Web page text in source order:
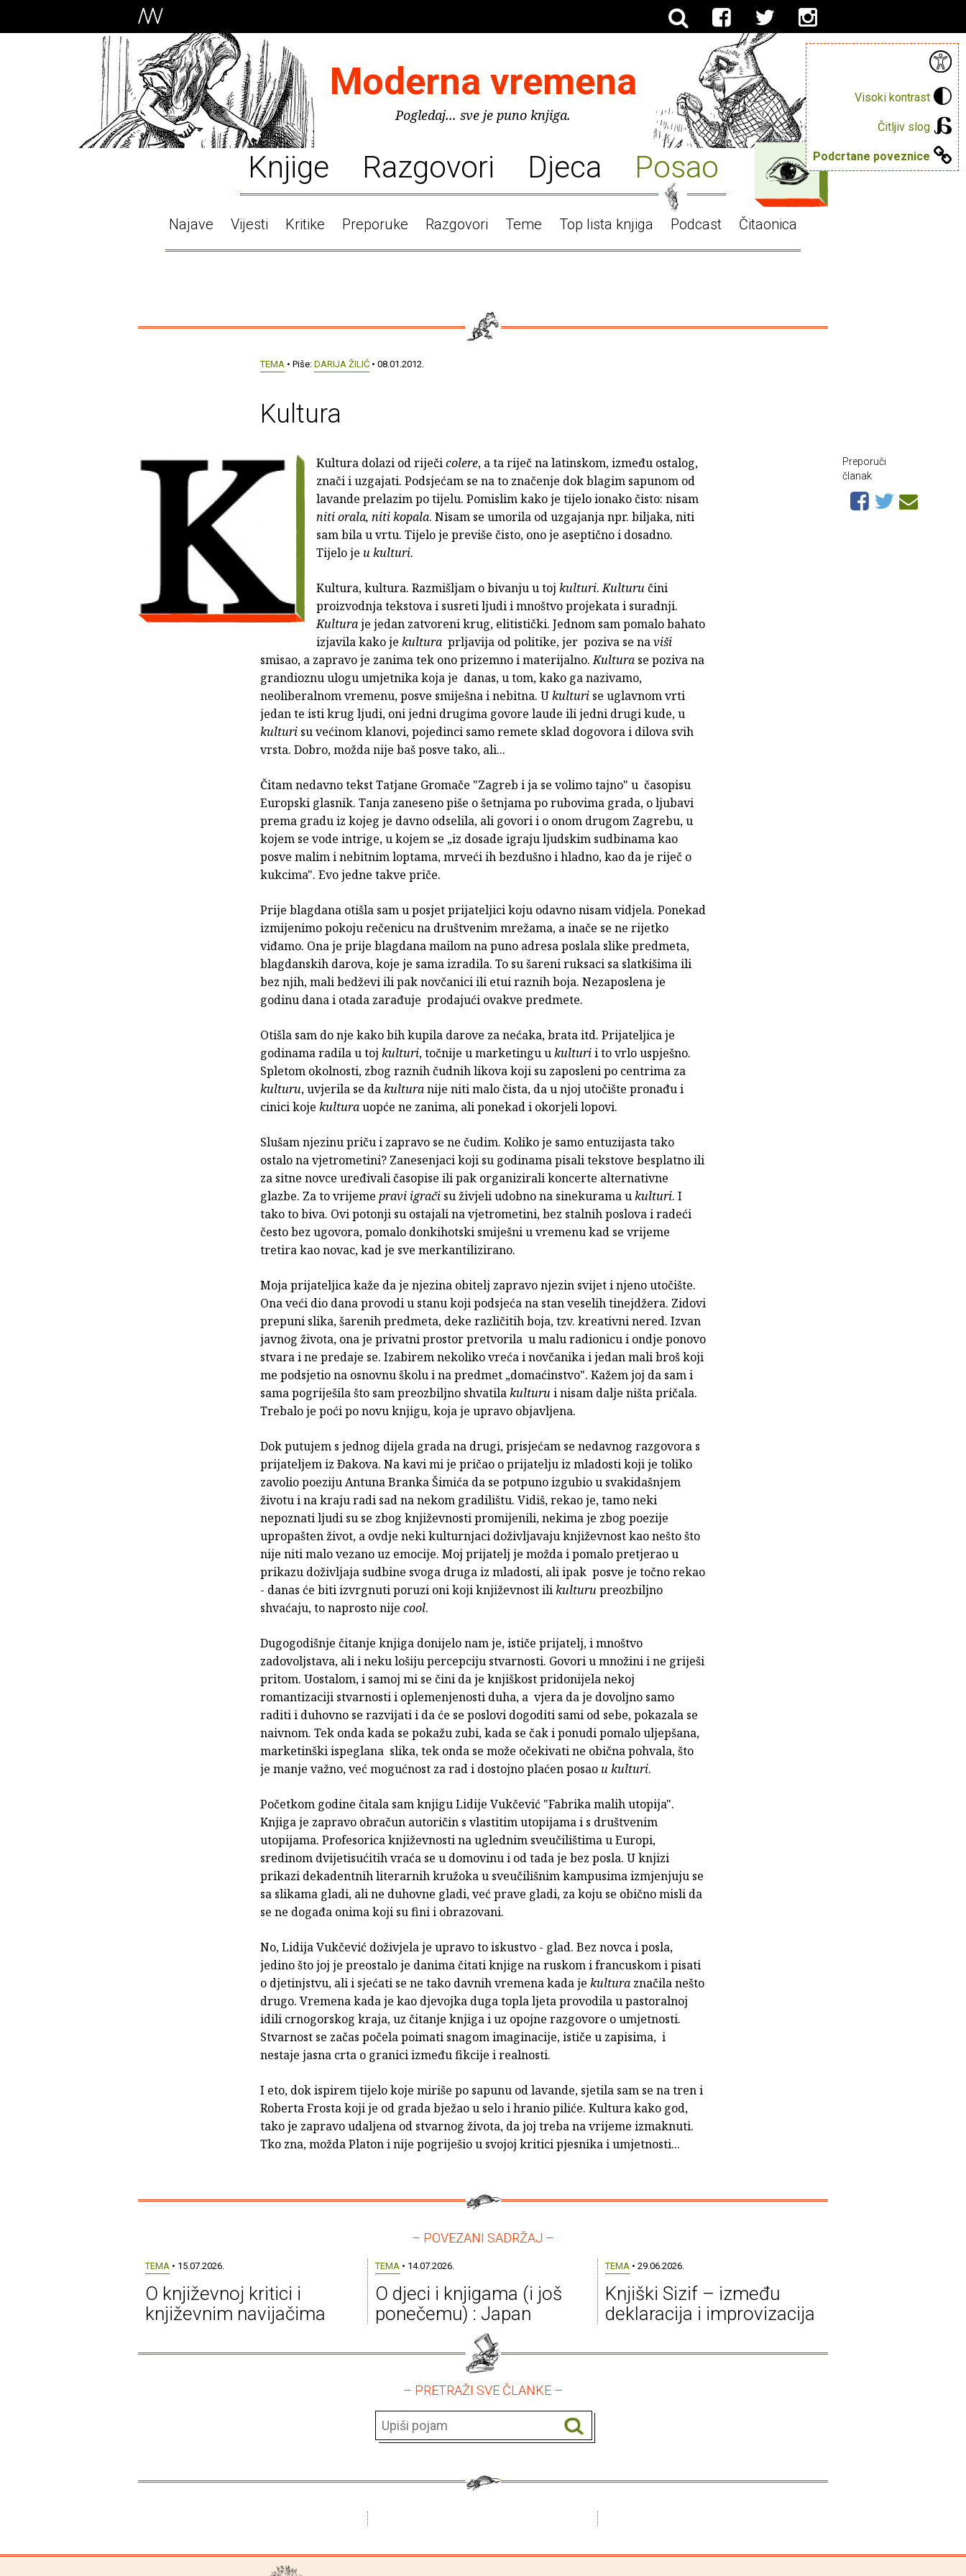
Visoki kontrast
Čitljiv slog
Podcrtane poveznice
Moderna vremena
Pogledaj... sve je puno knjiga.
Knjige Razgovori Djeca Posao
Najave Vijesti Kritike Preporuke Razgovori Teme Top lista knjiga Podcast Čitaonica
TEMA • Piše: DARIJA ŽILIĆ • 08.01.2012.
Kultura
Kultura dolazi od riječicolere, a ta riječ na latinskom, između ostalog,
znači i uzgajati. Podsjećam se na to značenje dok blagim sapunom od
lavande prelazim po tijelu. Pomislim kako je tijelo ionako čisto: nisam
niti orala, niti kopala. Nisam se umorila od uzgajanja npr. biljaka, niti
sam bila u vrtu. Tijelo je previše čisto, ono je aseptično i dosadno.
Tijelo je u kulturi.
Kultura, kultura. Razmišljam o bivanju u toj kulturi.Kulturučini
proizvodnja tekstova i susreti ljudi i mnoštvo projekata i suradnji.
Kulturaje jedan zatvoreni krug, elitistički. Jednom sam pomalo bahato
izjavila kako je kultura prljavija od politike, jer poziva se naviši
smisao, a zapravo je zanima tek ono prizemno i materijalno.Kultura se poziva na
grandioznu ulogu umjetnika koja je danas, u tom, kako ga nazivamo,
neoliberalnom vremenu, posve smiješna i nebitna. Ukulturi se uglavnom vrti
jedan te isti krug ljudi, oni jedni drugima govore laude ili jedni drugi kude, u
kulturi su većinom klanovi, pojedinci samo remete sklad dogovora i dilova svih
vrsta. Dobro, možda nije baš posve tako, ali...
Čitam nedavno tekst Tatjane Gromače "Zagreb i ja se volimo tajno" u časopisu
Europski glasnik. Tanja zaneseno piše o šetnjama po rubovima grada, o ljubavi
prema gradu iz kojeg je davno odselila, ali govori i o onom drugom Zagrebu, u
kojem se vode intrige, u kojem se „iz dosade igraju ljudskim sudbinama kao
posve malim i nebitnim loptama, mrveći ih bezdušno i hladno, kao da je riječ o
kukcima". Evo jedne takve priče.
Prije blagdana otišla sam u posjet prijateljici koju odavno nisam vidjela. Ponekad
izmijenimo pokoju rečenicu na društvenim mrežama, a inače se ne rijetko
viđamo. Ona je prije blagdana mailom na puno adresa poslala slike predmeta,
blagdanskih darova, koje je sama izradila. To su šareni ruksaci sa slatkišima ili
bez njih, mali bedževi ili pak novčanici ili etui raznih boja. Nezaposlena je
godinu dana i otada zarađuje prodajući ovakve predmete.
Otišla sam do nje kako bih kupila darove za nećaka, brata itd. Prijateljica je
godinama radila u toj kulturi, točnije u marketingu ukulturii to vrlo uspješno.
Spletom okolnosti, zbog raznih čudnih likova koji su zaposleni po centrima za
kulturu, uvjerila se dakulturanije niti malo čista, da u njoj utočište pronađu i
cinici koje kulturauopće ne zanima, ali ponekad i okorjeli lopovi.
Slušam njezinu priču i zapravo se ne čudim. Koliko je samo entuzijasta tako
ostalo na vjetrometini? Zanesenjaci koji su godinama pisali tekstove besplatno ili
za sitne novce uređivali časopise ili pak organizirali koncerte alternativne
glazbe. Za to vrijeme pravi igrači su živjeli udobno na sinekurama ukulturi. I
tako to biva. Ovi potonji su ostajali na vjetrometini, bez stalnih poslova i radeći
često bez ugovora, pomalo donkihotski smiješni u vremenu kad se vrijeme
tretira kao novac, kad je sve merkantilizirano.
Moja prijateljica kaže da je njezina obitelj zapravo njezin svijet i njeno utočište.
Ona veći dio dana provodi u stanu koji podsjeća na stan veselih tinejdžera. Zidovi
prepuni slika, šarenih predmeta, deke različitih boja, tzv. kreativni nered. Izvan
javnog života, ona je privatni prostor pretvorila u malu radionicu i ondje ponovo
stvara i ne predaje se. Izabirem nekoliko vreća i novčanika i jedan mali broš koji
me podsjetio na osnovnu školu i na predmet „domaćinstvo". Kažem joj da sam i
sama pogriješila što sam preozbiljno shvatilakulturui nisam dalje ništa pričala.
Trebalo je poći po novu knjigu, koja je upravo objavljena.
Dok putujem s jednog dijela grada na drugi, prisjećam se nedavnog razgovora s
prijateljem iz Ðakova. Na kavi mi je pričao o prijatelju iz mladosti koji je toliko
zavolio poeziju Antuna Branka Šimića da se potpuno izgubio u svakidašnjem
životu i na kraju radi sad na nekom gradilištu. Vidiš, rekao je, tamo neki
nepoznati ljudi su se zbog književnosti promijenili, nekima je zbog poezije
upropašten život, a ovdje neki kulturnjaci doživljavaju književnost kao nešto što
nije niti malo vezano uz emocije. Moj prijatelj je možda i pomalo pretjerao u
prikazu doživljaja sudbine svoga druga iz mladosti, ali ipak posve je točno rekao
- danas će biti izvrgnuti poruzi oni koji književnost ilikulturupreozbiljno
shvaćaju, to naprosto nije cool.
Dugogodišnje čitanje knjiga donijelo nam je, ističe prijatelj, i mnoštvo
zadovoljstava, ali i neku lošiju percepciju stvarnosti. Govori u množini i ne griješi
pritom. Uostalom, i samoj mi se čini da je knjiškost pridonijela nekoj
romantizaciji stvarnosti i oplemenjenosti duha, a vjera da je dovoljno samo
raditi i duhovno se razvijati i da će se poslovi dogoditi sami od sebe, pokazala se
naivnom. Tek onda kada se pokažu zubi, kada se čak i ponudi pomalo uljepšana,
marketinški ispeglana slika, tek onda se može očekivati ne obična pohvala, što
je manje važno, već mogućnost za rad i dostojno plaćen posao u kulturi.
Početkom godine čitala sam knjigu Lidije Vukčević "Fabrika malih utopija".
Knjiga je zapravo obračun autoričin s vlastitim utopijama i s društvenim
utopijama. Profesorica književnosti na uglednim sveučilištima u Europi,
sredinom dvijetisućitih vraća se u domovinu i od tada je bez posla. U knjizi
prikazi dekadentnih literarnih kružoka u sveučilišnim kampusima izmjenjuju se
sa slikama gladi, ali ne duhovne gladi, već prave gladi, za koju se obično misli da
se ne događa onima koji su fini i obrazovani.
No, Lidija Vukčević doživjela je upravo to iskustvo - glad. Bez novca i posla,
jedino što joj je preostalo je danima čitati knjige na ruskom i francuskom i pisati
o djetinjstvu, ali i sjećati se ne tako davnih vremena kada je kultura značila nešto
drugo. Vremena kada je kao djevojka duga topla ljeta provodila u pastoralnoj
idili crnogorskog kraja, uz čitanje knjiga i uz opojne razgovore o umjetnosti.
Stvarnost se začas počela poimati snagom imaginacije, ističe u zapisima, i
nestaje jasna crta o granici između fikcije i realnosti.
I eto, dok ispirem tijelo koje miriše po sapunu od lavande, sjetila sam se na tren i
Roberta Frosta koji je od grada bježao u selo i hranio piliće. Kultura kako god,
tako je zapravo udaljena od stvarnog života, da joj treba na vrijeme izmaknuti.
Tko zna, možda Platon i nije pogriješio u svojoj kritici pjesnika i umjetnosti...
Preporuči
članak
– POVEZANI SADRŽAJ –
TEMA• 15.07.2026.
O književnoj kritici i
književnim navijačima
TEMA• 14.07.2026.
O djeci i knjigama (i još
ponečemu) : Japan
TEMA• 29.06.2026.
Knjiški Sizif – između
deklaracija i improvizacija
– PRETRAŽI SVE ČLANKE –